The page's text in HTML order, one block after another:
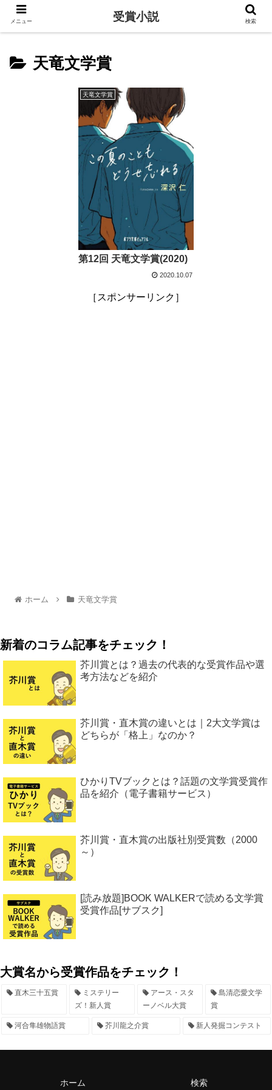
天竜文学賞
天竜文学賞
第12回 天竜文学賞(2020)
2020.10.07
［スポンサーリンク］
ホーム 天竜文学賞
新着のコラム記事をチェック！
芥川賞とは？過去の代表的な受賞作品や選
考方法などを紹介
芥川賞・直木賞の違いとは｜2大文学賞は
どちらが「格上」なのか？
ひかりTVブックとは？話題の文学賞受賞作
品を紹介（電子書籍サービス）
芥川賞・直木賞の出版社別受賞数（2000
～）
[読み放題]BOOK WALKERで読める文学賞
受賞作品[サブスク]
大賞名から受賞作品をチェック！
直木三十五賞
ミステリー
ズ！新人賞
アース・スタ
ーノベル大賞
島清恋愛文学
賞
河合隼雄物語賞 芥川龍之介賞 新人発掘コンテスト
ホーム 検索
メニュー 受賞小説 検索